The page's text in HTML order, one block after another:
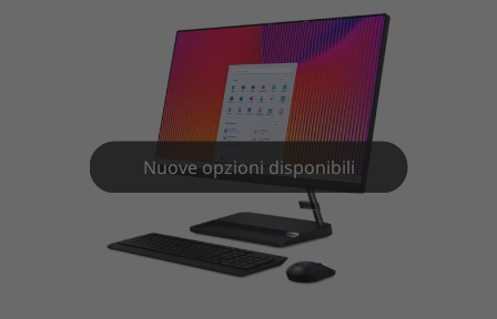
Nuove opzioni disponibili